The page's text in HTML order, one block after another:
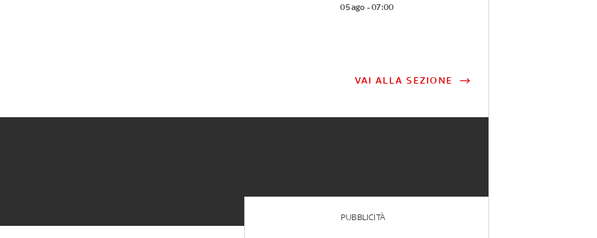
05 ago - 07:00
VAI ALLA SEZIONE
PUBBLICITÀ